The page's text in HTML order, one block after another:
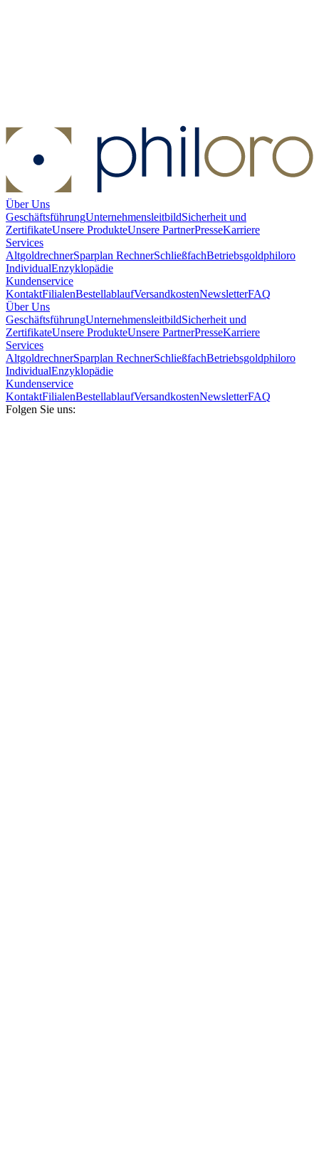
Über Uns
GeschäftsführungUnternehmensleitbildSicherheit und
ZertifikateUnsere ProdukteUnsere PartnerPresseKarriere
Services
AltgoldrechnerSparplan RechnerSchließfachBetriebsgoldphiloro
IndividualEnzyklopädie
Kundenservice
KontaktFilialenBestellablaufVersandkostenNewsletterFAQ
Über Uns
GeschäftsführungUnternehmensleitbildSicherheit und
ZertifikateUnsere ProdukteUnsere PartnerPresseKarriere
Services
AltgoldrechnerSparplan RechnerSchließfachBetriebsgoldphiloro
IndividualEnzyklopädie
Kundenservice
KontaktFilialenBestellablaufVersandkostenNewsletterFAQ
Folgen Sie uns: